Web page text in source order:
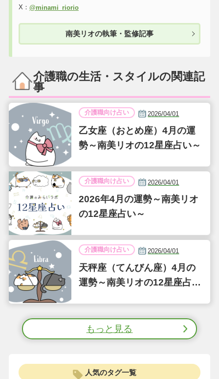
X： @minami_riorio
南美リオの執筆・監修記事
介護職の生活・スタイルの関連記
事
介護職向け占い 2026/04/01
乙女座（おとめ座）4月の運
勢～南美リオの12星座占い～
介護職向け占い 2026/04/01
2026年4月の運勢～南美リオ
の12星座占い～
介護職向け占い 2026/04/01
天秤座（てんびん座）4月の
運勢～南美リオの12星座占い
もっと見る
人気のタグ一覧